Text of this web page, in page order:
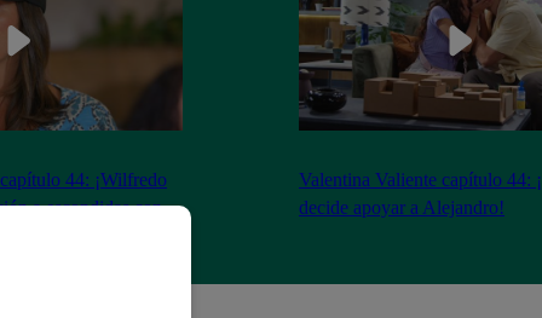
44: ¡Wilfredo
a escondidas con
Valentina Valiente capítulo 44:
decide apoyar a Alejandro!